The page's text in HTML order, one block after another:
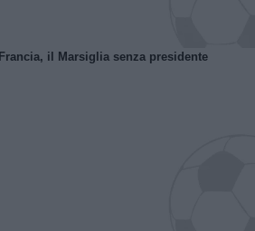
Francia, il Marsiglia senza presidente